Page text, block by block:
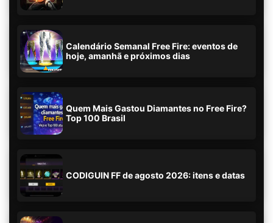
Calendário Semanal Free Fire: eventos de
hoje, amanhã e próximos dias
Quem Mais Gastou Diamantes no Free Fire?
Top 100 Brasil
CODIGUIN FF de agosto 2026: itens e datas